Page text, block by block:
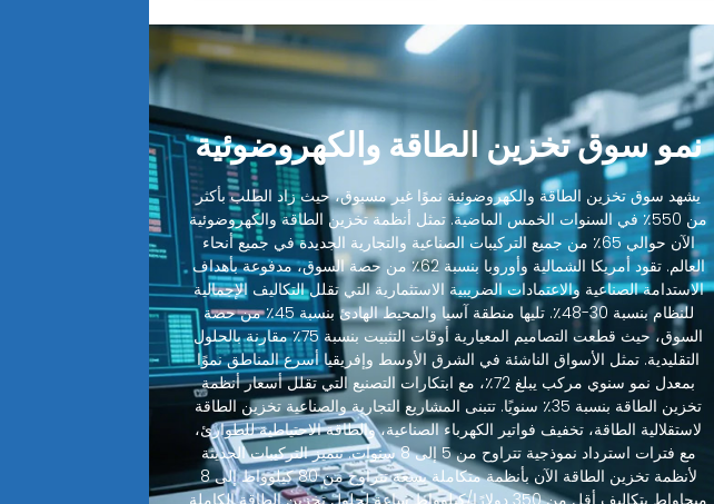
نمو سوق تخزين الطاقة والكهروضوئية
يشهد سوق تخزين الطاقة والكهروضوئية نموًا غير مسبوق، حيث زاد الطلب بأكثر
من 550٪ في السنوات الخمس الماضية. تمثل أنظمة تخزين الطاقة والكهروضوئية
الآن حوالي 65٪ من جميع التركيبات الصناعية والتجارية الجديدة في جميع أنحاء
العالم. تقود أمريكا الشمالية وأوروبا بنسبة 62٪ من حصة السوق، مدفوعة بأهداف
الاستدامة الصناعية والاعتمادات الضريبية الاستثمارية التي تقلل التكاليف الإجمالية
للنظام بنسبة 30-48٪. تليها منطقة آسيا والمحيط الهادئ بنسبة 45٪ من حصة
السوق، حيث قطعت التصاميم المعيارية أوقات التثبيت بنسبة 75٪ مقارنة بالحلول
التقليدية. تمثل الأسواق الناشئة في الشرق الأوسط وإفريقيا أسرع المناطق نموًا
بمعدل نمو سنوي مركب يبلغ 72٪، مع ابتكارات التصنيع التي تقلل أسعار أنظمة
تخزين الطاقة بنسبة 35٪ سنويًا. تتبنى المشاريع التجارية والصناعية تخزين الطاقة
لاستقلالية الطاقة، تخفيف فواتير الكهرباء الصناعية، والطاقة الاحتياطية للطوارئ،
مع فترات استرداد نموذجية تتراوح من 5 إلى 8 سنوات. تتميز التركيبات الحديثة
لأنظمة تخزين الطاقة الآن بأنظمة متكاملة بسعة تتراوح من 80 كيلوواط إلى 8